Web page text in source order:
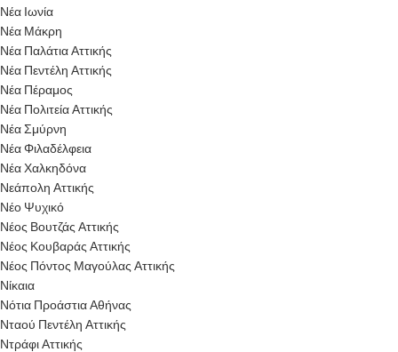
Νέα Ιωνία
Νέα Μάκρη
Νέα Παλάτια Αττικής
Νέα Πεντέλη Αττικής
Νέα Πέραμος
Νέα Πολιτεία Αττικής
Νέα Σμύρνη
Νέα Φιλαδέλφεια
Νέα Χαλκηδόνα
Νεάπολη Αττικής
Νέο Ψυχικό
Νέος Βουτζάς Αττικής
Νέος Κουβαράς Αττικής
Νέος Πόντος Μαγούλας Αττικής
Νίκαια
Νότια Προάστια Αθήνας
Νταού Πεντέλη Αττικής
Ντράφι Αττικής